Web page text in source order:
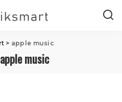
> apple music
apple music